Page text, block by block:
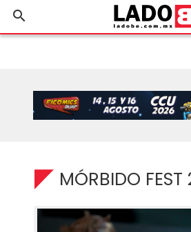
search
MÓRBIDO FEST